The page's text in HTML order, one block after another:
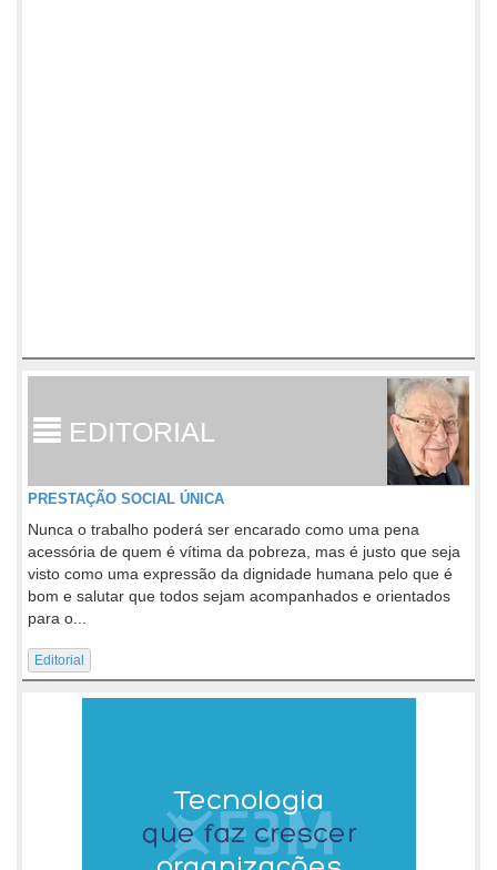
EDITORIAL
PRESTAÇÃO SOCIAL ÚNICA
Nunca o trabalho poderá ser encarado como uma pena
acessória de quem é vítima da pobreza, mas é justo que seja
visto como uma expressão da dignidade humana pelo que é
bom e salutar que todos sejam acompanhados e orientados
para o...
Editorial